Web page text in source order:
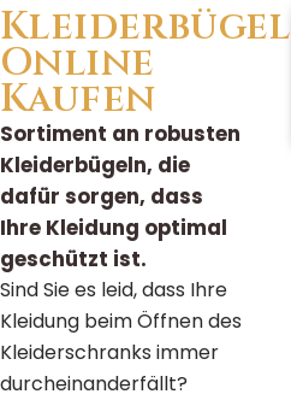
Kleiderbügel
Online
Kaufen
Sortiment an robusten
Kleiderbügeln, die
dafür sorgen, dass
Ihre Kleidung optimal
geschützt ist.
Sind Sie es leid, dass Ihre
Kleidung beim Öffnen des
Kleiderschranks immer
durcheinanderfällt?